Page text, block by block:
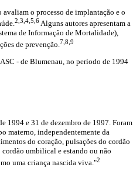
avaliam o processo de implantação e o
2,3,4,5,6Alguns autores apresentam a
de Informação de Mortalidade),
de prevenção. 7,8,9
- de Blumenau, no período de 1994
1994 e 31 de dezembro de 1997. Foram
materno, independentemente da
do coração, pulsações do cordão
umbilical e estando ou não
uma criança nascida viva."2